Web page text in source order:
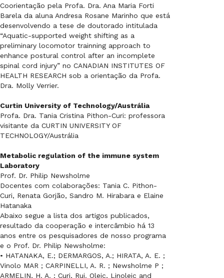
Coorientação pela Profa. Dra. Ana Maria Forti
Barela da aluna Andresa Rosane Marinho que está
desenvolvendo a tese de doutorado intitulada
“Aquatic-supported weight shifting as a
preliminary locomotor trainning approach to
enhance postural control after an incomplete
spinal cord injury” no CANADIAN INSTITUTES OF
HEALTH RESEARCH sob a orientação da Profa.
Dra. Molly Verrier.
Curtin University of Technology/Austrália
Profa. Dra. Tania Cristina Pithon-Curi: professora
visitante da CURTIN UNIVERSITY OF
TECHNOLOGY/Austrália
Metabolic regulation of the immune system
Laboratory
Prof. Dr. Philip Newsholme
Docentes com colaborações: Tania C. Pithon-
Curi, Renata Gorjão, Sandro M. Hirabara e Elaine
Hatanaka
Abaixo segue a lista dos artigos publicados,
resultado da cooperação e intercâmbio há 13
anos entre os pesquisadores de nosso programa
e o Prof. Dr. Philip Newsholme:
• HATANAKA, E.; DERMARGOS, A.; HIRATA, A. E. ;
Vinolo MAR ; CARPINELLI, A. R. ; Newsholme P ;
ARMELIN, H. A. ; Curi, Rui. Oleic, Linoleic and